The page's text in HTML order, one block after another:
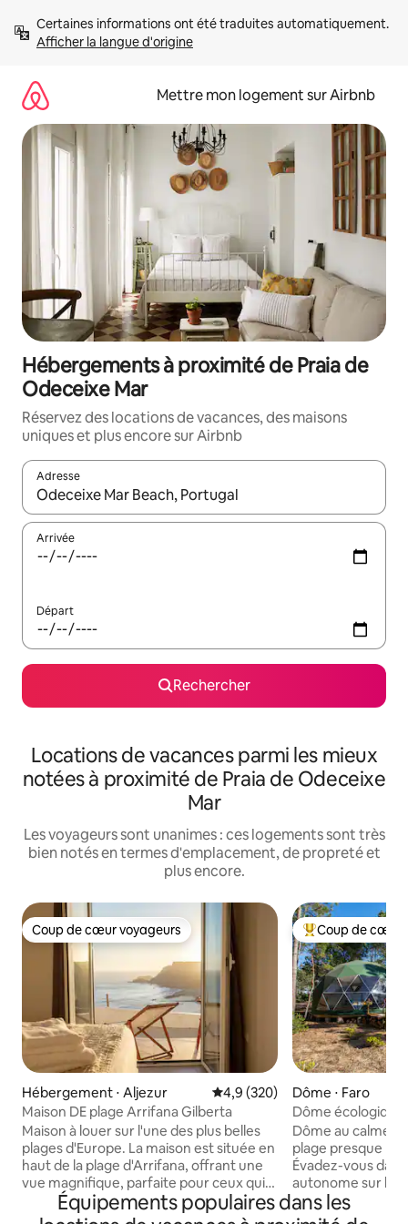
directement
Afficher la langue d'origine
Mettre mon logement sur Airbnb
Hébergements à proximité de Praia de
Odeceixe Mar
Réservez des locations de vacances, des maisons
uniques et plus encore sur Airbnb
Adresse
Lorsque les résultats s'affichent, utilisez les flèches vers le
Arrivée
Départ
Rechercher
Locations de vacances parmi les mieux
notées à proximité de Praia de Odeceixe
Mar
Les voyageurs sont unanimes : ces logements sont très
bien notés en termes d'emplacement, de propreté et
plus encore.
Coup de cœur voyageurs
Coup de cœur voyageurs
Hébergement ⋅ Aljezur Évaluation moyenne sur la
4,9 (320)
Maison DE plage Arrifana Gilberta
Maison à louer sur l'une des plus belles
plages d'Europe. La maison est située en
haut de la plage d'Arrifana, offrant une
vue magnifique, parfaite pour ceux qui
souhaitent passer un séjour calme,
raffiné et relaxant au bord de la mer. La
Coups de cœur
Coup de cœur
Dôme ⋅ Faro
Dôme
Dôme au calme
plage presque
Évadez-vous
autonome sur la
Alimenté par
pleine nature, ce
Équipements populaires dans les